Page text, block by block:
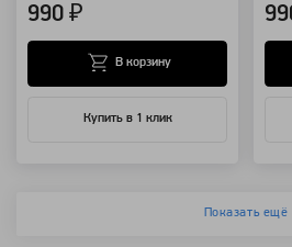
990 ₽
Купить в 1 клик
В корзину
Показать ещё